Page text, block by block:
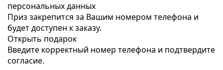
персональных данных
Приз закрепится за Вашим номером телефона и
будет доступен к заказу.
Открыть подарок
Введите корректный номер телефона и подтвердите
согласие.